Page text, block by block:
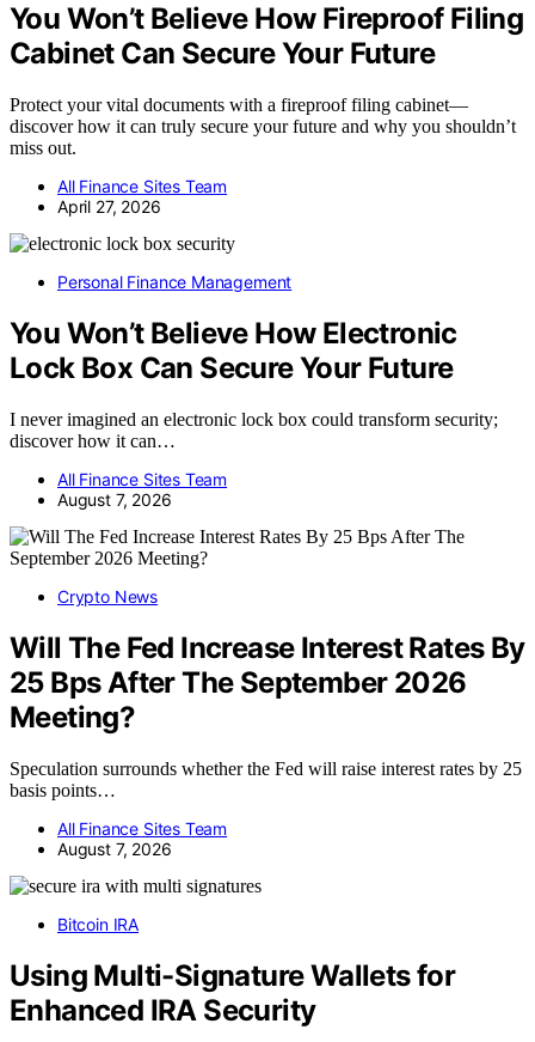
You Won’t Believe How Fireproof Filing
Cabinet Can Secure Your Future
Protect your vital documents with a fireproof filing cabinet—
discover how it can truly secure your future and why you shouldn’t
miss out.
All Finance Sites Team
April 27, 2026
Personal Finance Management
You Won’t Believe How Electronic
Lock Box Can Secure Your Future
I never imagined an electronic lock box could transform security;
discover how it can…
All Finance Sites Team
August 7, 2026
Crypto News
Will The Fed Increase Interest Rates By
25 Bps After The September 2026
Meeting?
Speculation surrounds whether the Fed will raise interest rates by 25
basis points…
All Finance Sites Team
August 7, 2026
Bitcoin IRA
Using Multi-Signature Wallets for
Enhanced IRA Security